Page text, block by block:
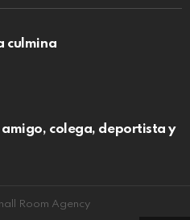
culmina
amigo, colega, deportista y
Room Agency